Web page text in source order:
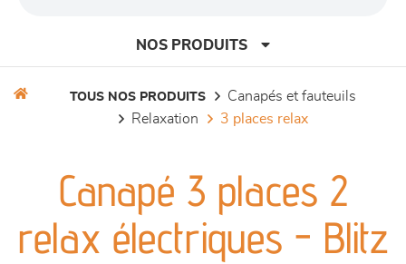
NOS PRODUITS
séjours
meubles de complément
TOUS NOS PRODUITS
canapés et fauteuils
relaxation
3 places relax
Canapé 3 places 2
relax électriques - Blitz